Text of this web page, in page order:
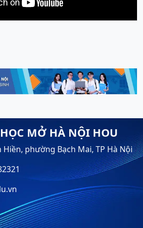
MỞ HÀ NỘI HOU
phường Bạch Mai, TP Hà Nội